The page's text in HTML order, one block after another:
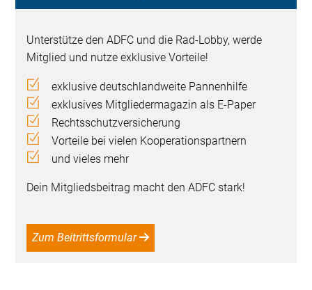
Unterstütze den ADFC und die Rad-Lobby, werde
Mitglied und nutze exklusive Vorteile!
exklusive deutschlandweite Pannenhilfe
exklusives Mitgliedermagazin als E-Paper
Rechtsschutzversicherung
Vorteile bei vielen Kooperationspartnern
und vieles mehr
Dein Mitgliedsbeitrag macht den ADFC stark!
Zum Beitrittsformular